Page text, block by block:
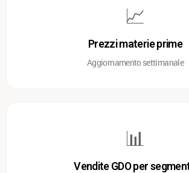
📈
Prezzi materie prime
Aggiornamento settimanale
📊
Vendite GDO per